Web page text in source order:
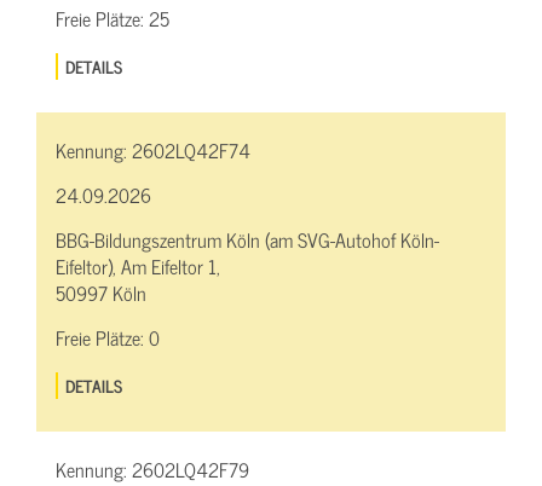
Freie Plätze:25
DETAILS
Kennung:2602LQ42F74
24.09.2026
BBG-Bildungszentrum Köln (am SVG-Autohof Köln-
Eifeltor), Am Eifeltor 1,
50997 Köln
Freie Plätze:0
DETAILS
Kennung:2602LQ42F79